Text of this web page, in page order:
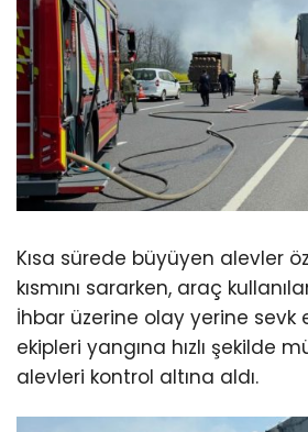
Kısa sürede büyüyen alevler
kısmını sararken, araç
İhbar üzerine olay yerine sevk
ekipleri yangına hızlı şekilde
alevleri kontrol altına aldı.